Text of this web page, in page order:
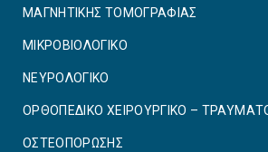
ΜΑΓΝΗΤΙΚΗΣ ΤΟΜΟΓΡΑΦΙΑΣ
ΜΙΚΡΟΒΙΟΛΟΓΙΚΟ
ΝΕΥΡΟΛΟΓΙΚΟ
ΟΡΘΟΠΕΔΙΚΟ ΧΕΙΡΟΥΡΓΙΚΟ –
ΟΣΤΕΟΠΟΡΩΣΗΣ